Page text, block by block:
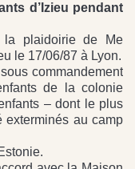
d’Izieu pendant
la plaidoirie de Me
le 17/06/87 à Lyon.
commandement
de la colonie
– dont le plus
au camp